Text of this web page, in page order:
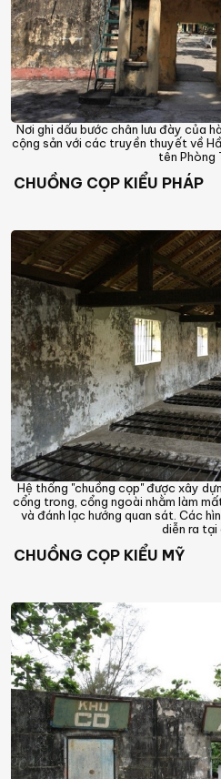
Nơi ghi dấu bước chân lưu đày của
cộng sản với các truyền thuyết về
tên Phòng
CHUỒNG CỌP KIỂU PHÁP
Hệ thống "chuồng cọp" được xây
cổng trong, cổng ngoài nhằm làm
và đánh lạc hướng quan sát. Các
diễn ra tại
CHUỒNG CỌP KIỂU MỸ